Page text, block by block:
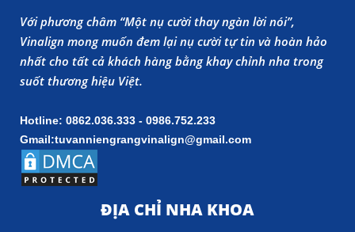
Với phương châm “Một nụ cười thay ngàn lời nói”,
Vinalign mong muốn đem lại nụ cười tự tin và hoàn hảo
nhất cho tất cả khách hàng bằng khay chỉnh nha trong
suốt thương hiệu Việt.
Hotline: 0862.036.333 - 0986.752.233
Gmail:tuvanniengrangvinalign@gmail.com
ĐỊA CHỈ NHA KHOA